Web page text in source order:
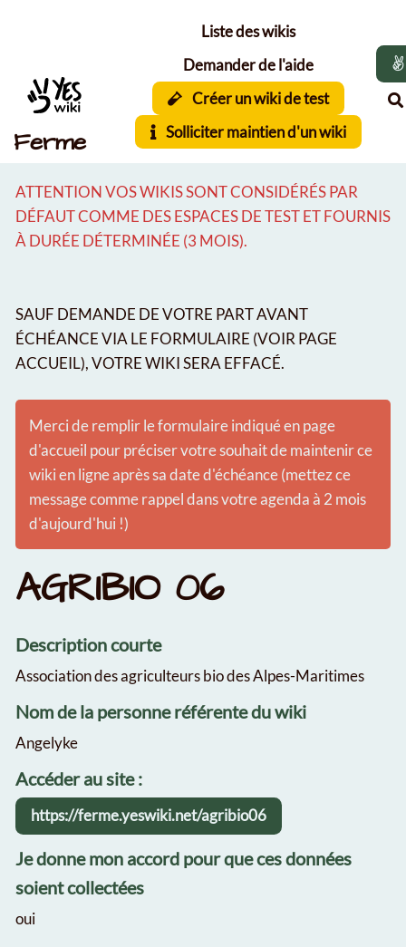
Ferme
Liste des wikis
Demander de l'aide
Créer un wiki de test
Solliciter maintien d'un wiki
ATTENTION VOS WIKIS SONT CONSIDÉRÉS PAR
DÉFAUT COMME DES ESPACES DE TEST ET FOURNIS
À DURÉE DÉTERMINÉE (3 MOIS).
SAUF DEMANDE DE VOTRE PART AVANT
ÉCHÉANCE VIA LE FORMULAIRE (VOIR PAGE
ACCUEIL), VOTRE WIKI SERA EFFACÉ.
Merci de remplir le formulaire indiqué en page
d'accueil pour préciser votre souhait de maintenir ce
wiki en ligne après sa date d'échéance (mettez ce
message comme rappel dans votre agenda à 2 mois
d'aujourd'hui !)
AGRIBIO 06
Description courte
Association des agriculteurs bio des Alpes-Maritimes
Nom de la personne référente du wiki
Angelyke
Accéder au site :
https://ferme.yeswiki.net/agribio06
Je donne mon accord pour que ces données
soient collectées
oui